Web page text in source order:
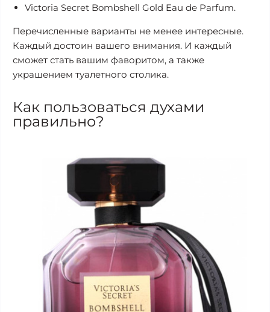
Victoria Secret Bombshell Gold Eau de Parfum.
Перечисленные варианты не менее интересные.
Каждый достоин вашего внимания. И каждый
сможет стать вашим фаворитом, а также
украшением туалетного столика.
Как пользоваться духами
правильно?